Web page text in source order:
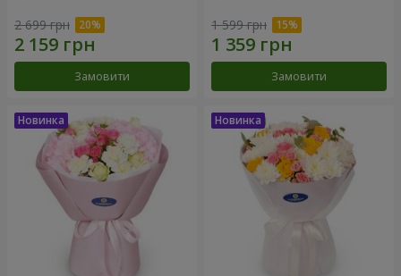
2 699 грн
Замовити
1 599 грн
Замовити